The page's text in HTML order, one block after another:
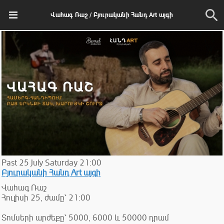
Վահագ Ռաշ / Բյուրականի Հանդ Art այգի
Past 25 July Saturday 21:00
Բյուրականի Հանդ Art այգի
Վահագ Ռաշ
Հուլիսի 25, ժամը՝ 21:00
Տոմսերի արժեքը՝ 5000, 6000 և 50000 դրամ